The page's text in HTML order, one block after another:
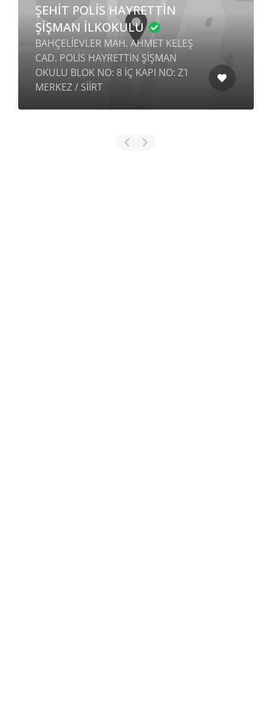
ŞEHİT POLİS HAYRETTİN
ŞİŞMAN İLKOKULU
BAHÇELİEVLER MAH. AHMET KELEŞ
CAD. POLİS HAYRETTİN ŞİŞMAN
OKULU BLOK NO: 8 İÇ KAPI NO: Z1
MERKEZ / SİİRT